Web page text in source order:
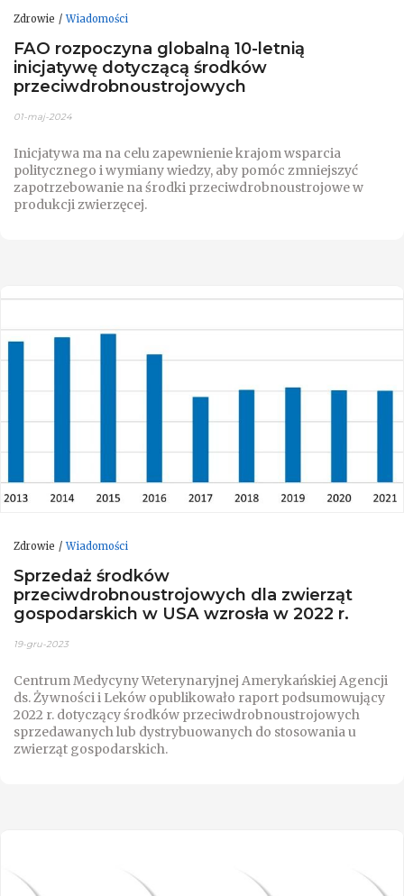
Zdrowie Wiadomości
FAO rozpoczyna globalną 10-letnią
inicjatywę dotyczącą środków
przeciwdrobnoustrojowych
01-maj-2024
Inicjatywa ma na celu zapewnienie krajom wsparcia
politycznego i wymiany wiedzy, aby pomóc zmniejszyć
zapotrzebowanie na środki przeciwdrobnoustrojowe w
produkcji zwierzęcej.
Zdrowie Wiadomości
Sprzedaż środków
przeciwdrobnoustrojowych dla zwierząt
gospodarskich w USA wzrosła w 2022 r.
19-gru-2023
Centrum Medycyny Weterynaryjnej Amerykańskiej Agencji
ds. Żywności i Leków opublikowało raport podsumowujący
2022 r. dotyczący środków przeciwdrobnoustrojowych
sprzedawanych lub dystrybuowanych do stosowania u
zwierząt gospodarskich.